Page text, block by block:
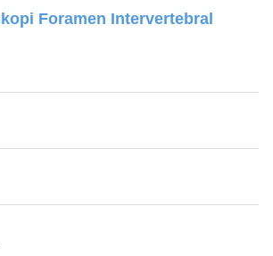
Foramen Intervertebral